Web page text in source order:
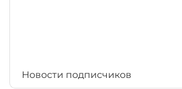
Новости подписчиков